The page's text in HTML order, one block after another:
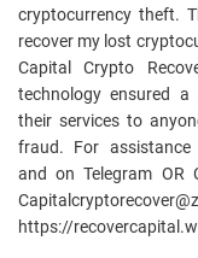
cryptocurrency theft.
recover my lost
Capital Crypto
technology ensured a
their services to
fraud. For assistance
and on Telegram OR
https://